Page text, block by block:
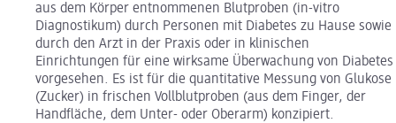
aus dem Körper entnommenen Blutproben (in-vitro
Diagnostikum) durch Personen mit Diabetes zu Hause sowie
durch den Arzt in der Praxis oder in klinischen
Einrichtungen für eine wirksame Überwachung von Diabetes
vorgesehen. Es ist für die quantitative Messung von Glukose
(Zucker) in frischen Vollblutproben (aus dem Finger, der
Handfläche, dem Unter- oder Oberarm) konzipiert.